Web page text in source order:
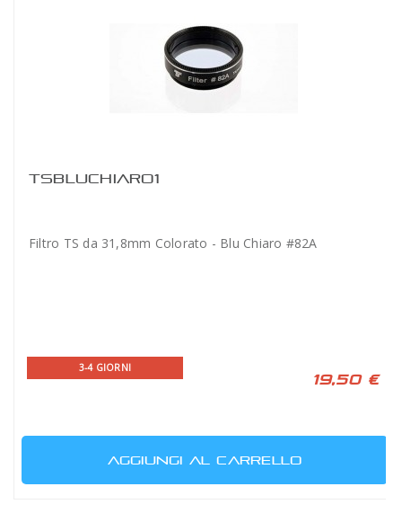
TSBLUCHIARO1
Filtro TS da 31,8mm Colorato - Blu Chiaro #82A
3-4 GIORNI
19,50 €
AGGIUNGI AL CARRELLO